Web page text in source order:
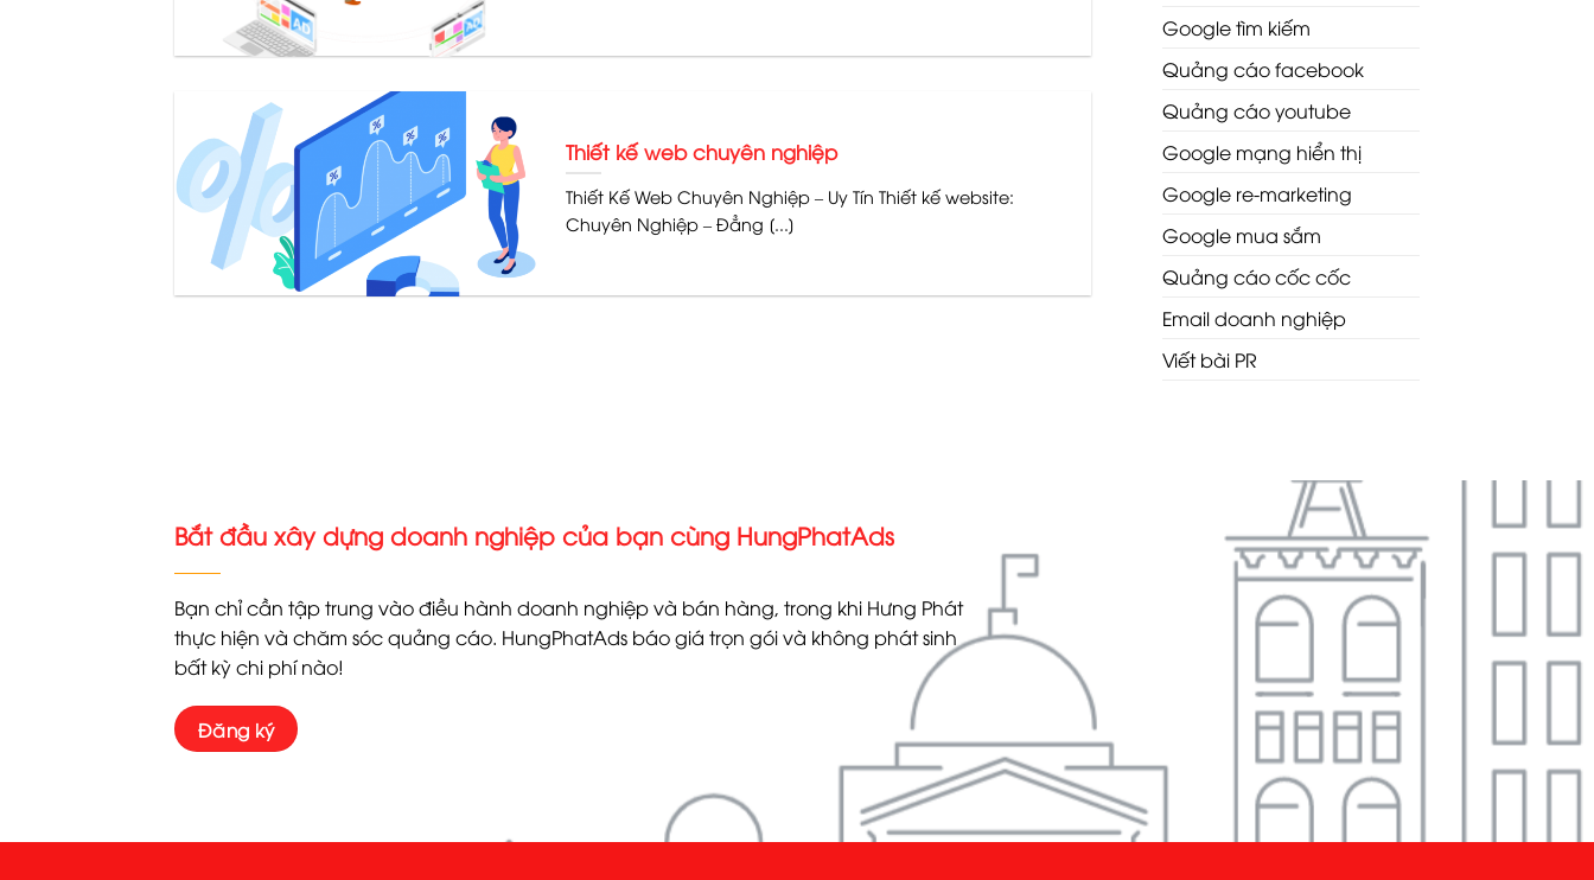
Thiết kế web chuyên nghiệp
Thiết Kế Web Chuyên Nghiệp – Uy Tín Thiết kế website:
Chuyên Nghiệp – Đẳng [...]
Google tìm kiếm
Quảng cáo facebook
Quảng cáo youtube
Google mạng hiển thị
Google re-marketing
Google mua sắm
Quảng cáo cốc cốc
Email doanh nghiệp
Viết bài PR
Bắt đầu xây dựng doanh nghiệp của bạn cùng HungPhatAds
Bạn chỉ cần tập trung vào điều hành doanh nghiệp và bán hàng, trong khi Hưng Phát
thực hiện và chăm sóc quảng cáo. HungPhatAds báo giá trọn gói và không phát sinh
bất kỳ chi phí nào!
Đăng ký